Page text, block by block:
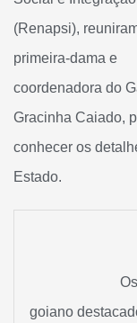
(Renapsi),
primeira-dama e
coordenadora do
Gracinha Caiado,
conhecer os
Estado.
goiano